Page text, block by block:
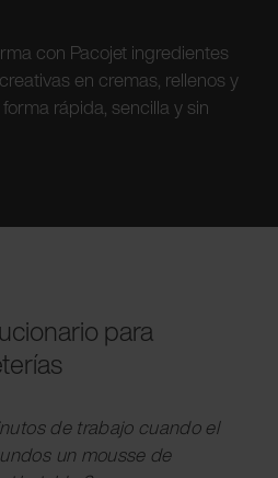
con Pacojet ingredientes
en cremas, rellenos y
rápida, sencilla y sin
para
de trabajo cuando el
un mousse de